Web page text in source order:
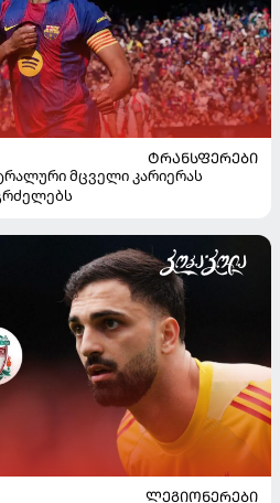
ᲢᲠᲐᲜᲡᲤᲔᲠᲔᲑᲘ
მცველი კარიერას
ᲚᲔᲒᲘᲝᲜᲔᲠᲔᲑᲘ